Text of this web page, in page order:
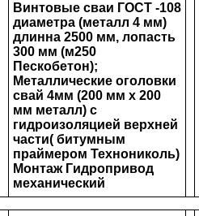
Винтовые сваи ГОСТ -108
диаметра (металл 4 мм)
длинна 2500 мм, лопасть
300 мм (м250
Пескобетон);
Металлические оголовки
свай 4мм (200 мм х 200
мм металл) с
гидроизоляцией верхней
части( битумным
праймером Технониколь)
Монтаж Гидропривод
механический